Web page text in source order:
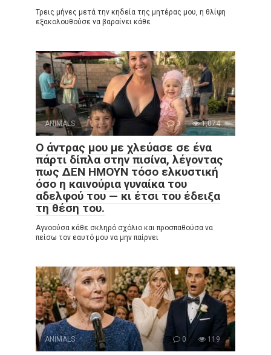
Τρεις μήνες μετά την κηδεία της μητέρας μου, η θλίψη
εξακολουθούσε να βαραίνει κάθε
ANIMALS 0 1,074
Ο άντρας μου με χλεύασε σε ένα
πάρτι δίπλα στην πισίνα, λέγοντας
πως ΔΕΝ ΗΜΟΥΝ τόσο ελκυστική
όσο η καινούρια γυναίκα του
αδελφού του — κι έτσι του έδειξα
τη θέση του.
Αγνοούσα κάθε σκληρό σχόλιο και προσπαθούσα να
πείσω τον εαυτό μου να μην παίρνει
ANIMALS 0 119